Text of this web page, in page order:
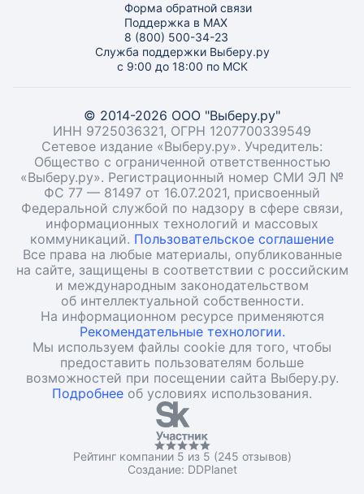
Форма обратной связи
Поддержка в MAX
8 (800) 500-34-23
Служба поддержки Выберу.ру
с 9:00 до 18:00 по МСК
© 2014-2026 ООО "Выберу.ру"
ИНН 9725036321, ОГРН 1207700339549
Сетевое издание «Выберу.ру». Учредитель:
Общество с ограниченной ответственностью
«Выберу.ру». Регистрационный номер СМИ ЭЛ №
ФС 77 — 81497 от 16.07.2021, присвоенный
Федеральной службой по надзору в сфере связи,
информационных технологий и массовых
коммуникаций. Пользовательское соглашение
Все права на любые материалы, опубликованные
на сайте, защищены в соответствии с российским
и международным законодательством
об интеллектуальной собственности.
На информационном ресурсе применяются
Рекомендательные технологии.
Мы используем файлы cookie для того, чтобы
предоставить пользователям больше
возможностей при посещении сайта Выберу.ру.
Подробнее об условиях использования.
Рейтинг компании 5 из 5 (245 отзывов)
Создание: DDPlanet